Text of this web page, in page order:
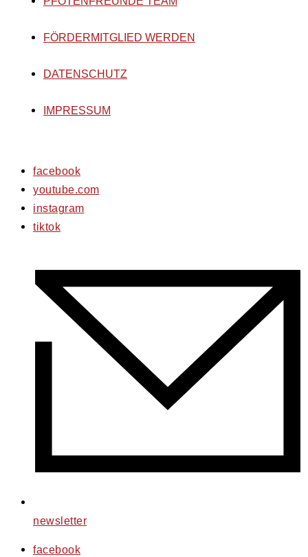
FÖRDERMITGLIED WERDEN
DATENSCHUTZ
IMPRESSUM
facebook
youtube.com
instagram
tiktok
newsletter
facebook